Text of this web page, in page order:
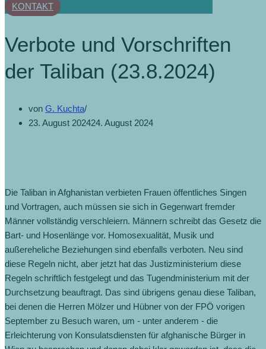
KONTAKT
Verbote und Vorschriften
der Taliban (23.8.2024)
von G. Kuchta
23. August 202424. August 2024
Die Taliban in Afghanistan verbieten Frauen öffentliches Singen
und Vortragen, auch müssen sie sich in Gegenwart fremder
Männer vollständig verschleiern. Männern schreibt das Gesetz die
Bart- und Hosenlänge vor. Homosexualität, Musik und
außereheliche Beziehungen sind ebenfalls verboten. Neu sind
diese Regeln nicht, aber jetzt hat das Justizministerium diese
Regeln schriftlich festgelegt und das Tugendministerium mit der
Durchsetzung beauftragt. Das sind übrigens genau diese Taliban,
bei denen die Herren Mölzer und Hübner von der FPÖ vorigen
September zu Besuch waren, um - unter anderem - die
Erleichterung von Konsulatsdiensten für afghanische Bürger in